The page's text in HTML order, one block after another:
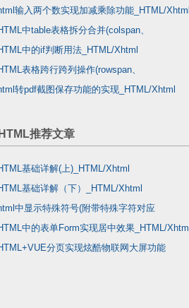
解决_HTML/Xhtml
输入两个数实现加减乘除功能_HTML/Xhtml
中table表格拆分合并(colspan、
Xhtml
中的if判断用法_HTML/Xhtml
表格跨行跨列操作(rowspan、
Xhtml
转pdf截图保存功能的实现_HTML/Xhtml
推荐文章
基础详解(上)_HTML/Xhtml
基础详解（下）_HTML/Xhtml
中显示特殊符号(附带特殊字符对应
)_HTML/Xhtml
中的表单Form实现居中效果_HTML/Xhtml
分页实现炫酷物联网大屏功能